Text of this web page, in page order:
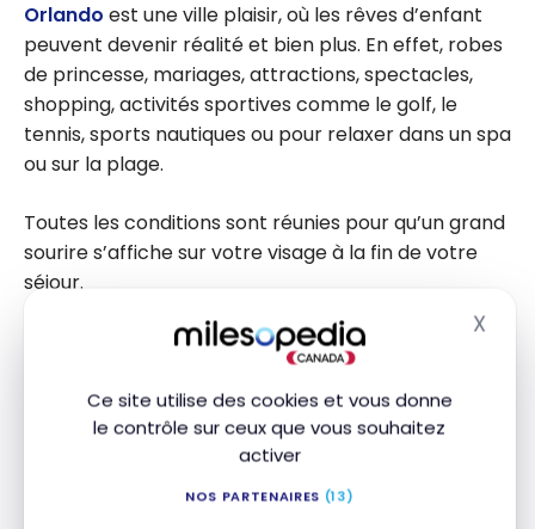
Ce site utilise des cookies et vous donne
le contrôle sur ceux que vous souhaitez
activer
NOS PARTENAIRES (13)
X
Orlando est une ville plaisir, où les rêves d’enfant
peuvent devenir réalité et bien plus. En effet, robes
de princesse, mariages, attractions, spectacles,
shopping, activités sportives comme le golf, le
tennis, sports nautiques ou pour relaxer dans un spa
ou sur la plage.
Toutes les conditions sont réunies pour qu’un grand
sourire s’affiche sur votre visage à la fin de votre
séjour.